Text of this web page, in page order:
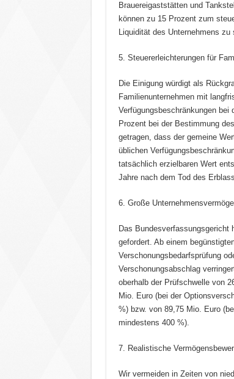
Brauereigaststätten und
können zu 15 Prozent zum
Liquidität des Unternehmens zu
5. Steuererleichterungen für
Die Einigung würdigt als
Familienunternehmen mit
Verfügungsbeschränkungen bei
Prozent bei der Bestimmung
getragen, dass der gemeine
üblichen
tatsächlich erzielbaren Wert
Jahre nach dem Tod des
6. Große
Das Bundesverfassungsgericht
gefordert. Ab einem
Verschonungsbedarfsprüfung
Verschonungsabschlag
oberhalb der Prüfschwelle von
Mio. Euro (bei der
%) bzw. von 89,75 Mio. Euro
mindestens 400 %).
7. Realistische
Wir vermeiden in Zeiten von